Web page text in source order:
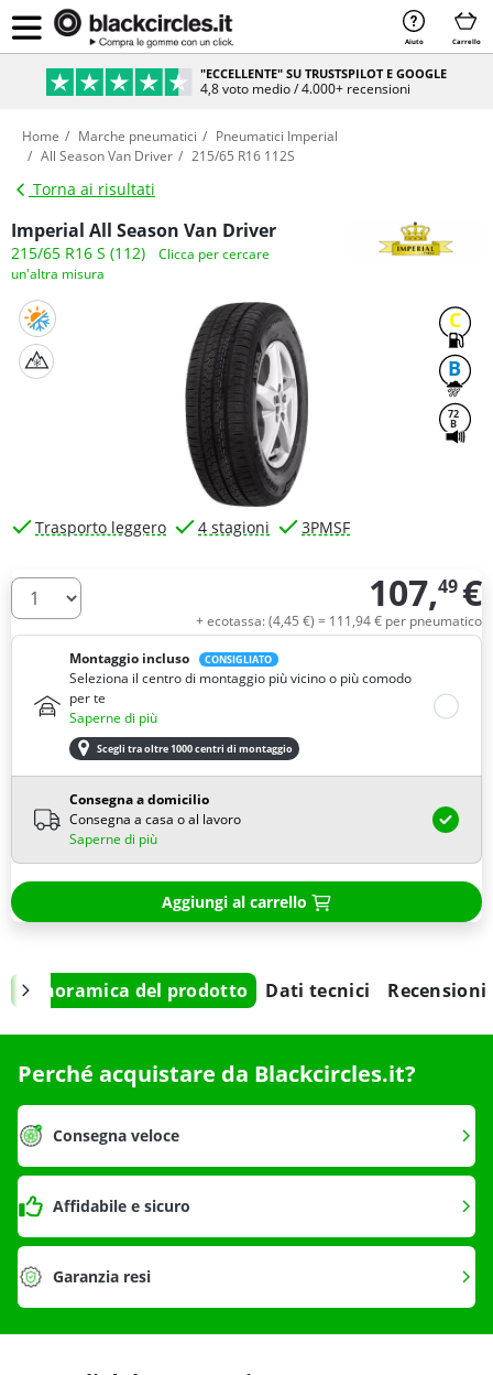
Aiuto Carrello
"ECCELLENTE" SU TRUSTSPILOT E GOOGLE
4,8 voto medio / 4.000+ recensioni
Home Marche pneumatici
Pneumatici Imperial
All Season Van Driver
215/65 R16 112S
Torna ai risultati
Imperial All Season Van Driver
215/65 R16 S (112)
Clicca per cercare
un'altra misura
C
B
72
B
Trasporto leggero 4 stagioni 3PMSF
Quantità 107,49 €
+ ecotassa: (4,45 €) = 111,94€ per pneumatico
Montaggio incluso
CONSIGLIATO
Seleziona il centro di montaggio più vicino o più comodo
per te
Saperne di più
Scegli tra oltre 1000 centri di montaggio
Consegna a domicilio
Consegna a casa o al lavoro
Saperne di più
Aggiungi al carrello
Panoramica del prodotto Dati tecnici Recensioni
Perché acquistare da Blackcircles.it?
Consegna veloce
Affidabile e sicuro
Garanzia resi